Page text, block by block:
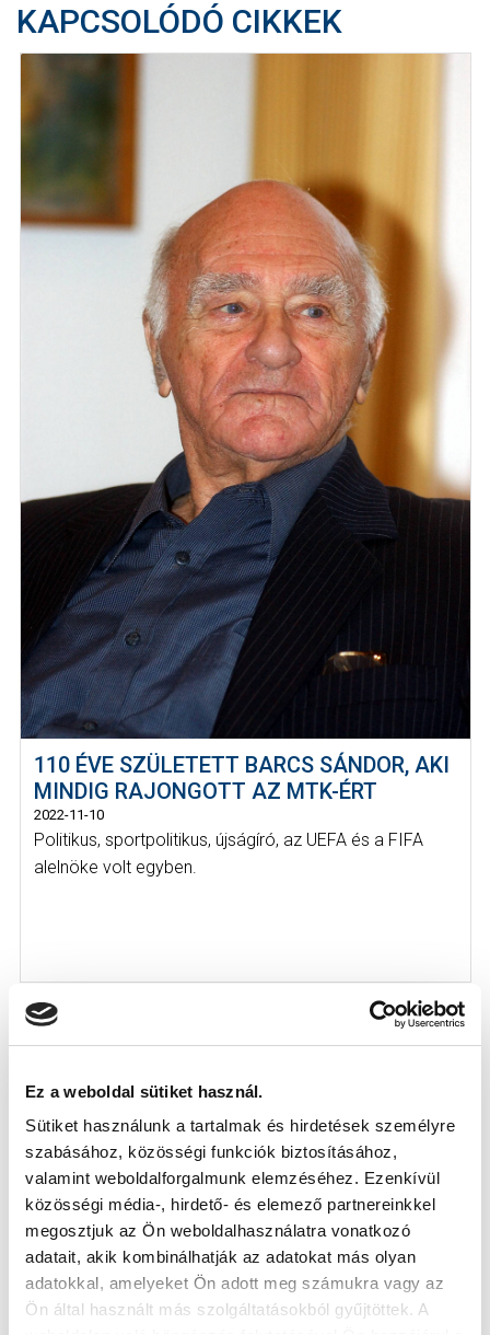
Ez a weboldal sütiket használ.
Sütiket használunk a tartalmak és hirdetések személyre
szabásához, közösségi funkciók biztosításához,
valamint weboldalforgalmunk elemzéséhez. Ezenkívül
közösségi média-, hirdető- és elemező partnereinkkel
megosztjuk az Ön weboldalhasználatra vonatkozó
adatait, akik kombinálhatják az adatokat más olyan
adatokkal, amelyeket Ön adott meg számukra vagy az
Ön által használt más szolgáltatásokból gyűjtöttek. A
KAPCSOLÓDÓ CIKKEK
110 ÉVE SZÜLETETT BARCS SÁNDOR, AKI
MINDIG RAJONGOTT AZ MTK-ÉRT
2022-11-10
Politikus, sportpolitikus, újságíró, az UEFA és a FIFA
alelnöke volt egyben.
A HOLOKAUSZT ÁLDOZATAIRA
EMLÉKEZTÜNK - FOTÓ